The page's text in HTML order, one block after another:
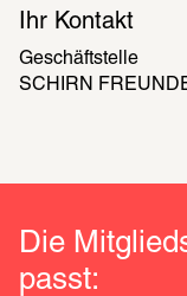
Ihr Kontakt
Geschäftstelle
SCHIRN
Die
passt: